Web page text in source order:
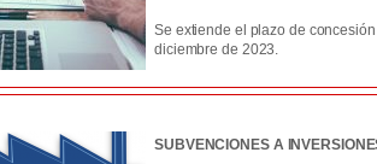
Se extiende el plazo de
diciembre de 2023.
SUBVENCIONES A